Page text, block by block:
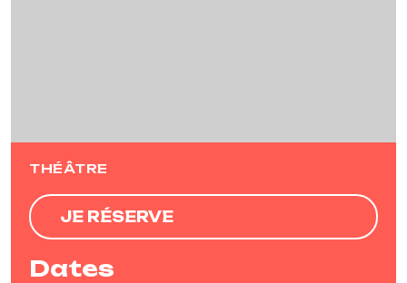
THÉÂTRE
JE RÉSERVE
Dates